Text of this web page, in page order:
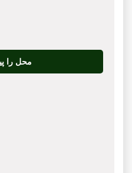
محل را